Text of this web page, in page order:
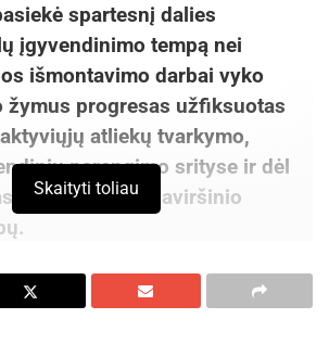
spartesnį dalies
įgyvendinimo tempą nei
išmontavimo darbai vyko
žymus progresas užfiksuotas
atliekų tvarkymo,
parengimo srityse ir dėl
naujo paviršinio
nutraukimas – tai vienas
kokius gali įgyvendinti
Skaityti toliau